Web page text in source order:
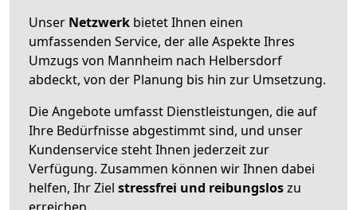
Unser Netzwerk bietet Ihnen einen
umfassenden Service, der alle Aspekte Ihres
Umzugs von Mannheim nach Helbersdorf
abdeckt, von der Planung bis hin zur Umsetzung.
Die Angebote umfasst Dienstleistungen, die auf
Ihre Bedürfnisse abgestimmt sind, und unser
Kundenservice steht Ihnen jederzeit zur
Verfügung. Zusammen können wir Ihnen dabei
helfen, Ihr Ziel stressfrei und reibungsloszu